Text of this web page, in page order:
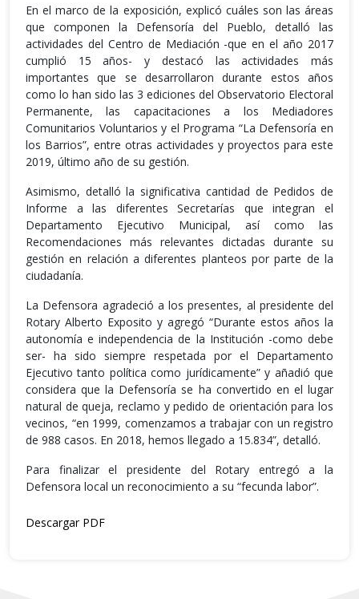
En el marco de la exposición, explicó cuáles son las áreas
que componen la Defensoría del Pueblo, detalló las
actividades del Centro de Mediación -que en el año 2017
cumplió 15 años- y destacó las actividades más
importantes que se desarrollaron durante estos años
como lo han sido las 3 ediciones del Observatorio Electoral
Permanente, las capacitaciones a los Mediadores
Comunitarios Voluntarios y el Programa “La Defensoría en
los Barrios”, entre otras actividades y proyectos para este
2019, último año de su gestión.
Asimismo, detalló la significativa cantidad de Pedidos de
Informe a las diferentes Secretarías que integran el
Departamento Ejecutivo Municipal, así como las
Recomendaciones más relevantes dictadas durante su
gestión en relación a diferentes planteos por parte de la
ciudadanía.
La Defensora agradeció a los presentes, al presidente del
Rotary Alberto Exposito y agregó “Durante estos años la
autonomía e independencia de la Institución -como debe
ser- ha sido siempre respetada por el Departamento
Ejecutivo tanto política como jurídicamente” y añadió que
considera que la Defensoría se ha convertido en el lugar
natural de queja, reclamo y pedido de orientación para los
vecinos, “en 1999, comenzamos a trabajar con un registro
de 988 casos. En 2018, hemos llegado a 15.834”, detalló.
Para finalizar el presidente del Rotary entregó a la
Defensora local un reconocimiento a su “fecunda labor”.
Descargar PDF